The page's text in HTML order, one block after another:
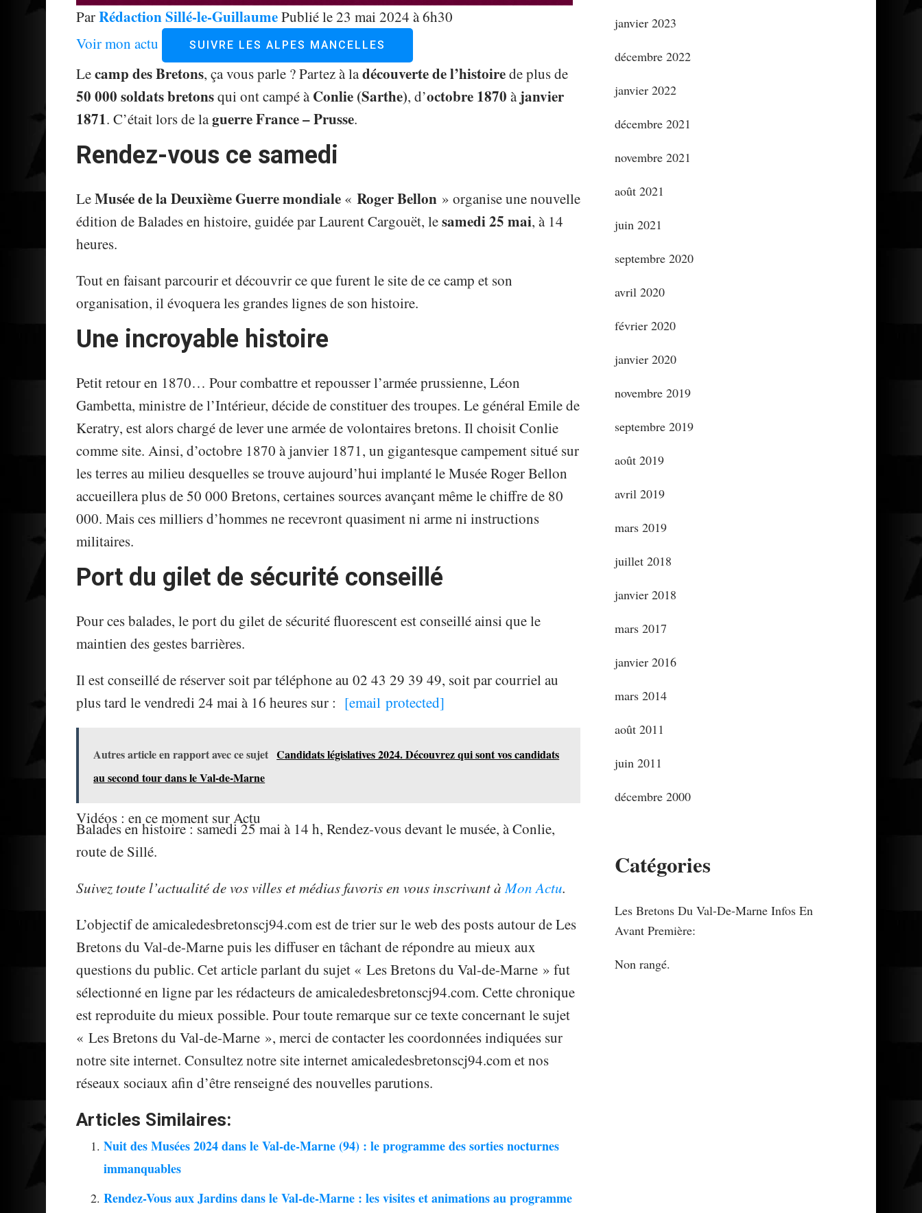
ParRédaction Sillé-le-GuillaumePublié le 23 mai 2024 à 6h30
Voir mon actu
SUIVRE LES ALPES MANCELLES
Lecamp des Bretons, ça vous parle ? Partez à ladécouverte de l’histoirede plus de
50 000 soldats bretonsqui ont campé àConlie (Sarthe), d’octobre 1870 àjanvier
1871. C’était lors de laguerre France – Prusse.
Rendez-vous ce samedi
LeMusée de la Deuxième Guerre mondiale «Roger Bellon » organise une nouvelle
édition de Balades en histoire, guidée par Laurent Cargouët, lesamedi 25 mai, à 14
heures.
Tout en faisant parcourir et découvrir ce que furent le site de ce camp et son
organisation, il évoquera les grandes lignes de son histoire.
Une incroyable histoire
Petit retour en 1870… Pour combattre et repousser l’armée prussienne, Léon
Gambetta, ministre de l’Intérieur, décide de constituer des troupes. Le général Emile de
Keratry, est alors chargé de lever une armée de volontaires bretons. Il choisit Conlie
comme site. Ainsi, d’octobre 1870 à janvier 1871, un gigantesque campement situé sur
les terres au milieu desquelles se trouve aujourd’hui implanté le Musée Roger Bellon
accueillera plus de 50 000 Bretons, certaines sources avançant même le chiffre de 80
000. Mais ces milliers d’hommes ne recevront quasiment ni arme ni instructions
militaires.
Port du gilet de sécurité conseillé
Pour ces balades, le port du gilet de sécurité fluorescent est conseillé ainsi que le
maintien des gestes barrières.
Il est conseillé de réserver soit par téléphone au 02 43 29 39 49, soit par courriel au
plus tard le vendredi 24 mai à 16 heures sur : [email protected]
Autres article en rapport avec ce sujet Candidats législatives 2024. Découvrez qui sont vos candidats
au second tour dans le Val-de-Marne
Vidéos : en ce moment sur Actu
Balades en histoire : samedi 25 mai à 14 h, Rendez-vous devant le musée, à Conlie,
route de Sillé.
Suivez toute l’actualité de vos villes et médias favoris en vous inscrivant àMon Actu.
L’objectif de amicaledesbretonscj94.com est de trier sur le web des posts autour de Les
Bretons du Val-de-Marne puis les diffuser en tâchant de répondre au mieux aux
questions du public. Cet article parlant du sujet « Les Bretons du Val-de-Marne » fut
sélectionné en ligne par les rédacteurs de amicaledesbretonscj94.com. Cette chronique
est reproduite du mieux possible. Pour toute remarque sur ce texte concernant le sujet
« Les Bretons du Val-de-Marne », merci de contacter les coordonnées indiquées sur
notre site internet. Consultez notre site internet amicaledesbretonscj94.com et nos
réseaux sociaux afin d’être renseigné des nouvelles parutions.
Articles Similaires:
Nuit des Musées 2024 dans le Val-de-Marne (94) : le programme des sorties nocturnes
immanquables
Rendez-Vous aux Jardins dans le Val-de-Marne : les visites et animations au programme
janvier 2023
décembre 2022
janvier 2022
décembre 2021
novembre 2021
août 2021
juin 2021
septembre 2020
avril 2020
février 2020
janvier 2020
novembre 2019
septembre 2019
août 2019
avril 2019
mars 2019
juillet 2018
janvier 2018
mars 2017
janvier 2016
mars 2014
août 2011
juin 2011
décembre 2000
Catégories
Les Bretons Du Val-De-Marne Infos En
Avant Première:
Non rangé.